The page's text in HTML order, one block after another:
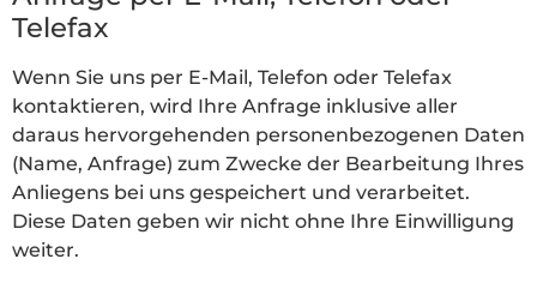
Telefax
Wenn Sie uns per E-Mail, Telefon oder Telefax
kontaktieren, wird Ihre Anfrage inklusive aller
daraus hervorgehenden personenbezogenen Daten
(Name, Anfrage) zum Zwecke der Bearbeitung Ihres
Anliegens bei uns gespeichert und verarbeitet.
Diese Daten geben wir nicht ohne Ihre Einwilligung
weiter.